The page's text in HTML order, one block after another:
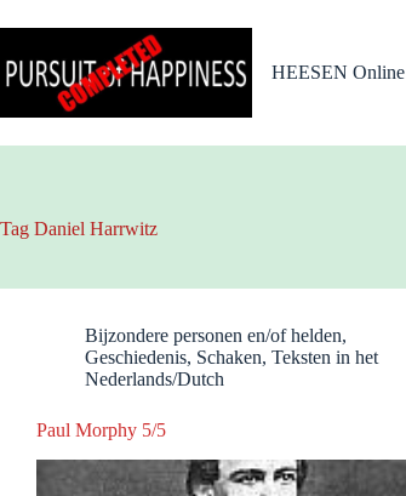
naar
inhoud
HEESEN Online
Tag Daniel Harrwitz
Bijzondere personen en/of helden,
Geschiedenis, Schaken, Teksten in het
Nederlands/Dutch
Paul Morphy 5/5